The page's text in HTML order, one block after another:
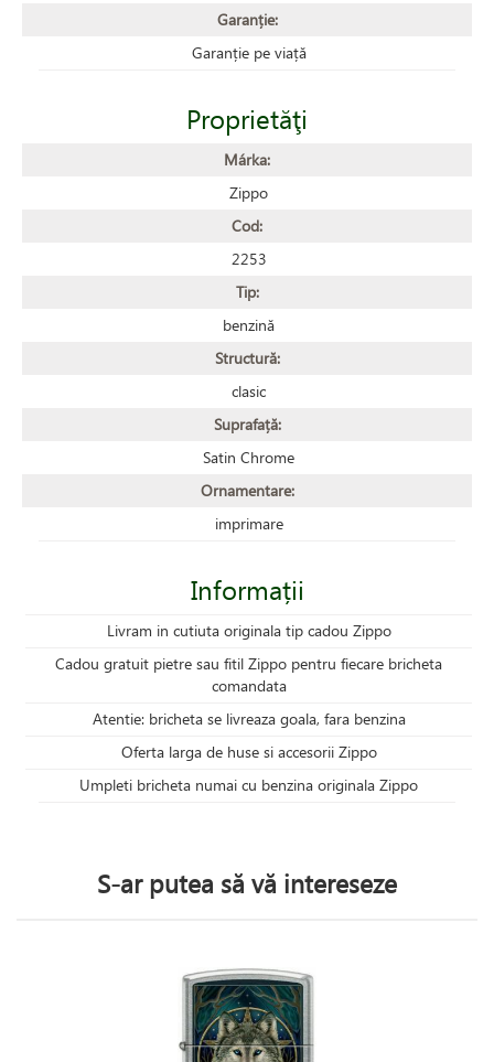
Garanție:
Garanție pe viață
Proprietăţi
Márka:
Zippo
Cod:
2253
Tip:
benzină
Structură:
clasic
Suprafață:
Satin Chrome
Ornamentare:
imprimare
Informații
Livram in cutiuta originala tip cadou Zippo
Cadou gratuit pietre sau fitil Zippo pentru fiecare bricheta
comandata
Atentie: bricheta se livreaza goala, fara benzina
Oferta larga de huse si accesorii Zippo
Umpleti bricheta numai cu benzina originala Zippo
S-ar putea să vă intereseze